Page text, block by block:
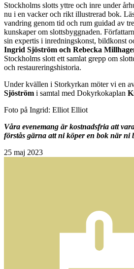
Stockholms slotts yttre och inre under
nu i en vacker och rikt illustrerad bok.
vandring genom tid och rum guidad av
kunskaper om slottsbyggnaden.
sin expertis i inredningskonst, bildkonst
Ingrid Sjöström och Rebecka
Stockholms slott ett samlat grepp om
och restaureringshistoria.
Under kvällen i Storkyrkan möter vi en
Sjöström i samtal med Dokyrkokaplan
Foto på Ingrid: Elliot Elliot
Våra evenemang är kostnadsfria att
förstås gärna att ni köper en bok när ni
25 maj 2023